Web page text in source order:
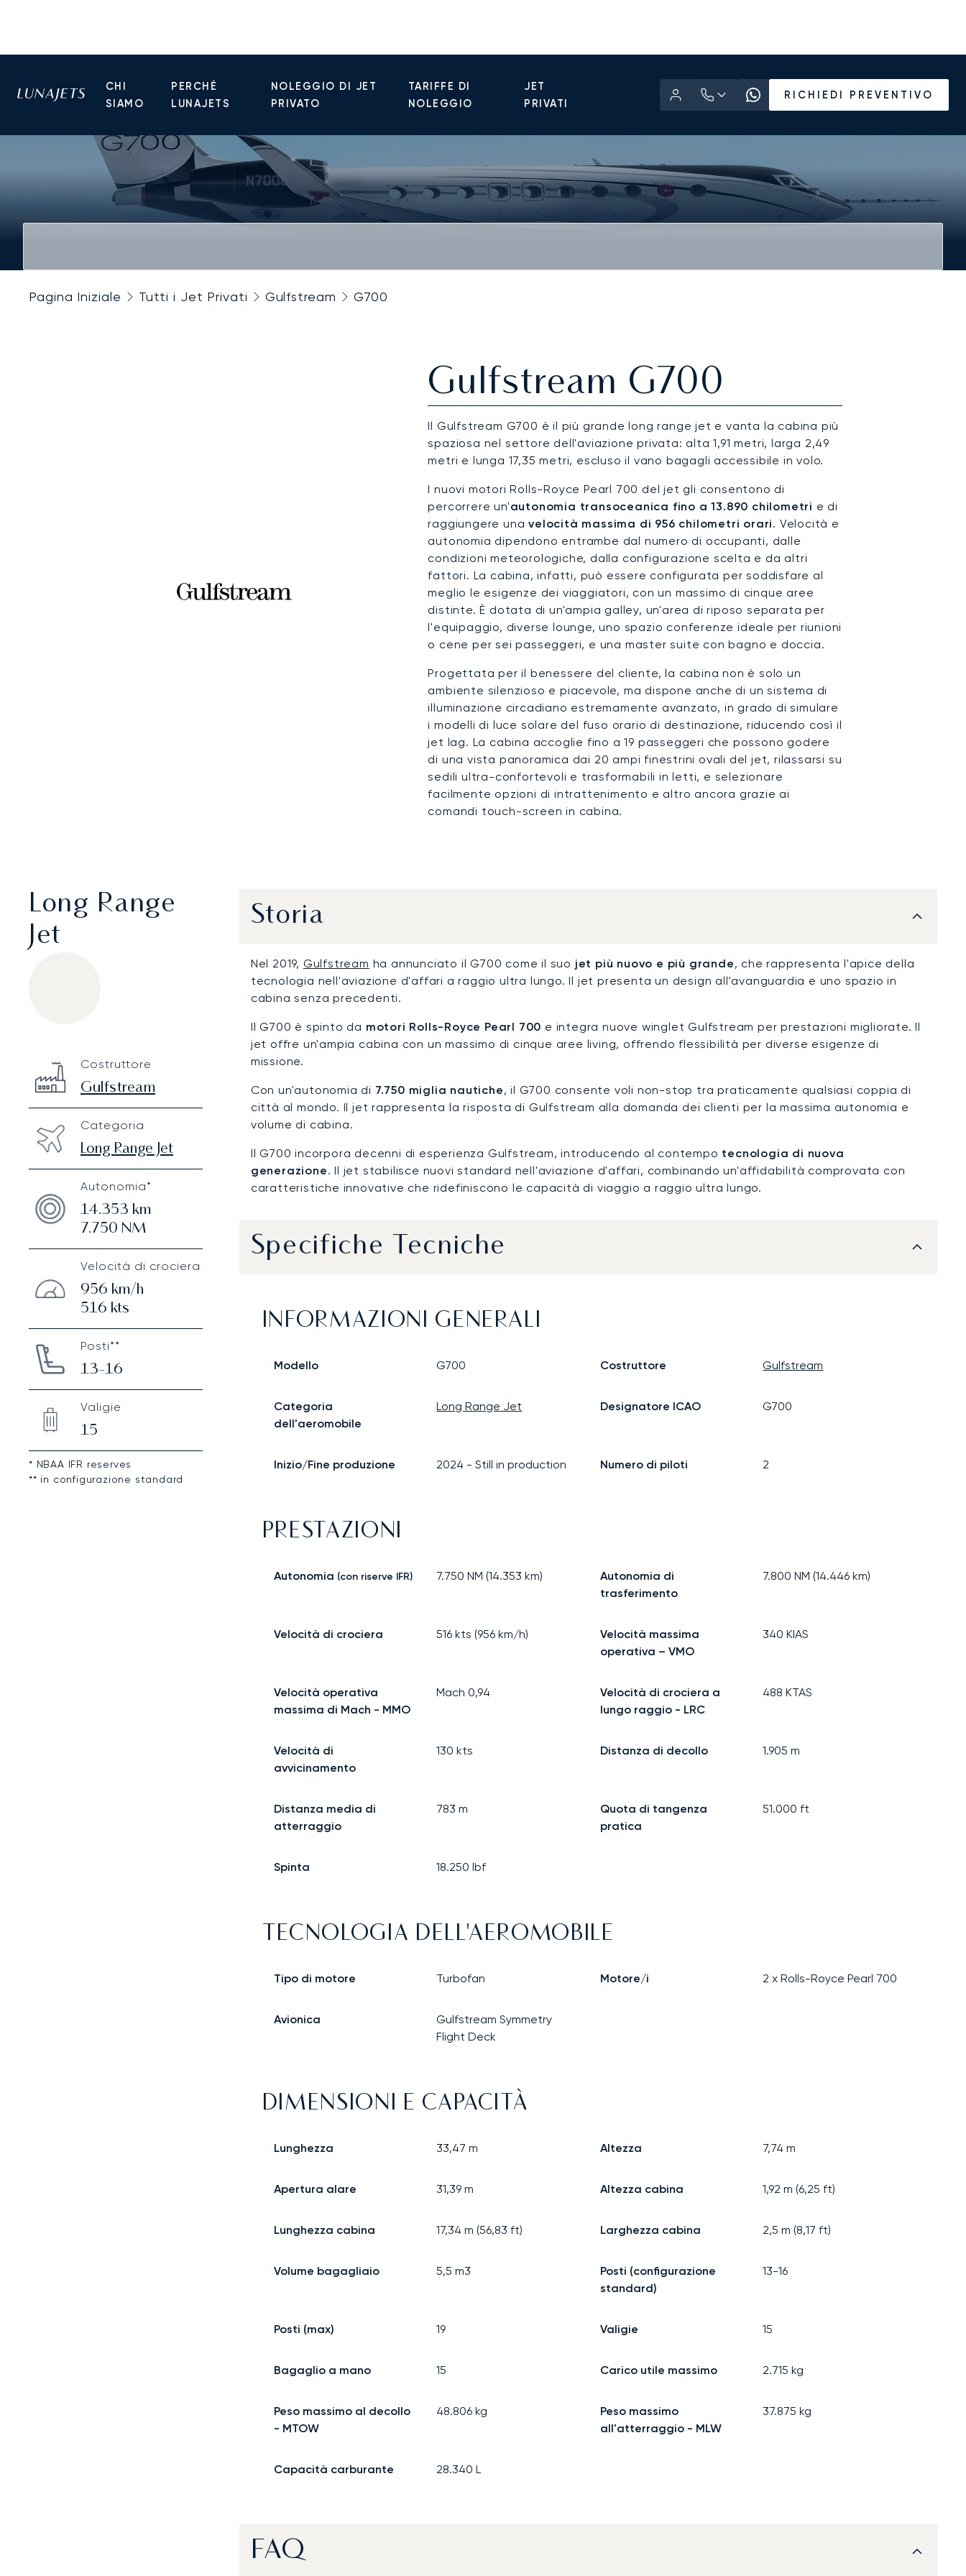
CHI
SIAMO
PERCHÉ
LUNAJETS
NOLEGGIO DI JET
PRIVATO
TARIFFE DI
NOLEGGIO
JET
PRIVATI
RICHIEDI PREVENTIVO
Pagina Iniziale Tutti i Jet Privati Gulfstream G700
Gulfstream G700
Il Gulfstream G700 è il più grande long range jet e vanta la cabina più
spaziosa nel settore dell'aviazione privata: alta 1,91 metri, larga 2,49
metri e lunga 17,35 metri, escluso il vano bagagli accessibile in volo.
I nuovi motori Rolls-Royce Pearl 700 del jet gli consentono di
percorrere un'autonomia transoceanica fino a 13.890 chilometri e di
raggiungere unavelocità massima di 956 chilometri orari. Velocità e
autonomia dipendono entrambe dal numero di occupanti, dalle
condizioni meteorologiche, dalla configurazione scelta e da altri
fattori. La cabina, infatti, può essere configurata per soddisfare al
meglio le esigenze dei viaggiatori, con un massimo di cinque aree
distinte. È dotata di un'ampia galley, un'area di riposo separata per
l'equipaggio, diverse lounge, uno spazio conferenze ideale per riunioni
o cene per sei passeggeri, e una master suite con bagno e doccia.
Progettata per il benessere del cliente, la cabina non è solo un
ambiente silenzioso e piacevole, ma dispone anche di un sistema di
illuminazione circadiano estremamente avanzato, in grado di simulare
i modelli di luce solare del fuso orario di destinazione, riducendo così il
jet lag. La cabina accoglie fino a 19 passeggeri che possono godere
di una vista panoramica dai 20 ampi finestrini ovali del jet, rilassarsi su
sedili ultra-confortevoli e trasformabili in letti, e selezionare
facilmente opzioni di intrattenimento e altro ancora grazie ai
comandi touch-screen in cabina.
Long Range
Jet
Technical specifications
Costruttore
Gulfstream
Categoria
Long Range Jet
Autonomia*
14.353 km
7.750 NM
Velocità di crociera
956 km/h
516 kts
Posti**
13-16
Valigie
15
* NBAA IFR reserves
** in configurazione standard
Storia
Nel 2019, Gulfstream ha annunciato il G700 come il suo jet più nuovo e più grande, che rappresenta l'apice della
tecnologia nell'aviazione d'affari a raggio ultra lungo. Il jet presenta un design all'avanguardia e uno spazio in
cabina senza precedenti.
Il G700 è spinto da motori Rolls-Royce Pearl 700 e integra nuove winglet Gulfstream per prestazioni migliorate. Il
jet offre un'ampia cabina con un massimo di cinque aree living, offrendo flessibilità per diverse esigenze di
missione.
Con un'autonomia di 7.750 miglia nautiche, il G700 consente voli non-stop tra praticamente qualsiasi coppia di
città al mondo. Il jet rappresenta la risposta di Gulfstream alla domanda dei clienti per la massima autonomia e
volume di cabina.
Il G700 incorpora decenni di esperienza Gulfstream, introducendo al contempo tecnologia di nuova
generazione. Il jet stabilisce nuovi standard nell'aviazione d'affari, combinando un'affidabilità comprovata con
caratteristiche innovative che ridefiniscono le capacità di viaggio a raggio ultra lungo.
Specifiche Tecniche
INFORMAZIONI GENERALI
Modello G700 Costruttore Gulfstream
Categoria
dell'aeromobile
Long Range Jet Designatore ICAO G700
Inizio/Fine produzione 2024 -Still in production Numero di piloti 2
PRESTAZIONI
Autonomia (con riserve IFR) 7.750 NM (14.353 km)
Autonomia di
trasferimento
7.800 NM (14.446 km)
Velocità di crociera 516 kts (956 km/h)
Velocità massima
operativa – VMO
340 KIAS
Velocità operativa
massima di Mach - MMO
Mach0,94
Velocità di crociera a
lungo raggio - LRC
488 KTAS
Velocità di
avvicinamento
130 kts Distanza di decollo 1.905 m
Distanza media di
atterraggio
783 m
Quota di tangenza
pratica
51.000 ft
Spinta 18.250 lbf
TECNOLOGIA DELL'AEROMOBILE
Tipo di motore Turbofan Motore/i 2 x Rolls-Royce Pearl 700
Avionica
Gulfstream Symmetry
Flight Deck
DIMENSIONI E CAPACITÀ
Lunghezza 33,47 m Altezza 7,74 m
Apertura alare 31,39 m Altezza cabina 1,92 m (6,25 ft)
Lunghezza cabina 17,34 m (56,83 ft) Larghezza cabina 2,5 m (8,17 ft)
Volume bagagliaio 5,5 m3
Posti (configurazione
standard)
13-16
Posti (max) 19 Valigie 15
Bagaglio a mano 15 Carico utile massimo 2.715 kg
Peso massimo al decollo
- MTOW
48.806 kg
Peso massimo
all'atterraggio - MLW
37.875 kg
Capacità carburante 28.340 L
FAQ